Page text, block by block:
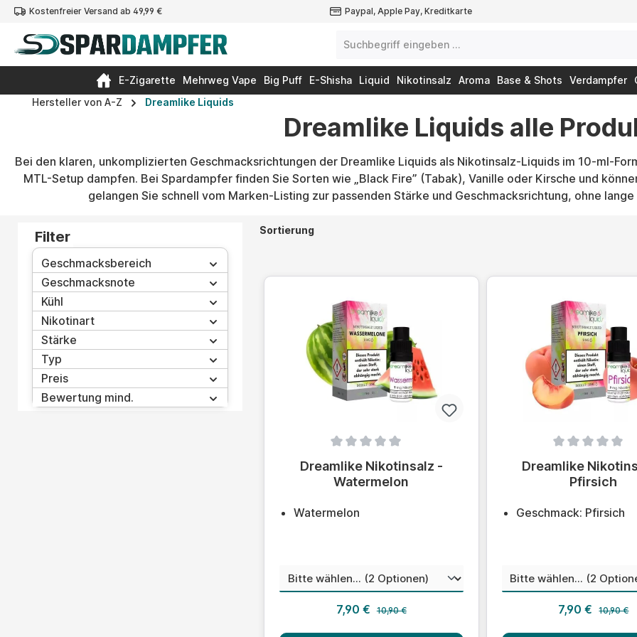
Zur Hauptnavigation springen
Kostenfreier Versand ab 49,99 € Paypal, Apple Pay, Kreditkarte
E-Zigarette Mehrweg Vape Big Puff E-Shisha Liquid Nikotinsalz Aroma Base & Shots Verdampfer
Hersteller von A-Z
Dreamlike Liquids
Dreamlike Liquids alle
Bei den klaren, unkomplizierten Geschmacksrichtungen der Dreamlike Liquids als Nikotinsalz-Liquids im 10-ml-
MTL-Setup dampfen. Bei Spardampfer finden Sie Sorten wie „Black Fire” (Tabak), Vanille oder Kirsche und
gelangen Sie schnell vom Marken-Listing zur passenden Stärke und Geschmacksrichtung, ohne
Filter
Geschmacksbereich
Geschmacksnote
Kühl
Nikotinart
Stärke
Typ
Preis
Bewertung mind.
Sortierung
Durchschnittliche Bewertung von 0 von 5 Sternen
Dreamlike Nikotinsalz -
Watermelon
Watermelon
Nikotinstärkeauswählen
Verkaufspreis:
7,90 € Regulärer Preis:
10,90 €
Durchschnittliche
Dreamlike
Pfirsich
Geschmack: Pfirsich
Nikotinstärke
7,90 € 10,90 €